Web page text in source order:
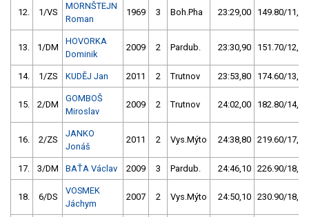
12. 1/VS
MORNŠTEJN
Roman
1969 3 Boh.Pha 23:29,00 149.80/11,9
13. 1/DM
HOVORKA
Dominik
2009 2 Pardub. 23:30,90 151.70/12,0
14. 1/ZS KUDĚJ Jan 2011 2 Trutnov 23:53,80 174.60/13,9
15. 2/DM
GOMBOŠ
Miroslav
2009 2 Trutnov 24:02,00 182.80/14,5
16. 2/ZS
JANKO
Jonáš
2011 2 Vys.Mýto 24:38,80 219.60/17,4
17. 3/DM BAŤA Václav 2009 3 Pardub. 24:46,10 226.90/18,0
18. 6/DS
VOSMEK
Jáchym
2007 2 Vys.Mýto 24:50,10 230.90/18,3